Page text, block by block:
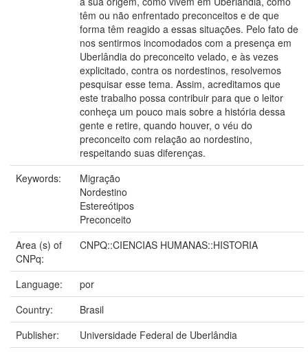
têm ou não enfrentado preconceitos e de que
forma têm reagido a essas situações. Pelo fato de
nos sentirmos incomodados com a presença em
Uberlândia do preconceito velado, e às vezes
explicitado, contra os nordestinos, resolvemos
pesquisar esse tema. Assim, acreditamos que
este trabalho possa contribuir para que o leitor
conheça um pouco mais sobre a história dessa
gente e retire, quando houver, o véu do
preconceito com relação ao nordestino,
respeitando suas diferenças.
Keywords:
Migração
Nordestino
Estereótipos
Preconceito
Area (s) of
CNPq:
CNPQ::CIENCIAS HUMANAS::HISTORIA
Language:
por
Country:
Brasil
Publisher:
Universidade Federal de Uberlândia